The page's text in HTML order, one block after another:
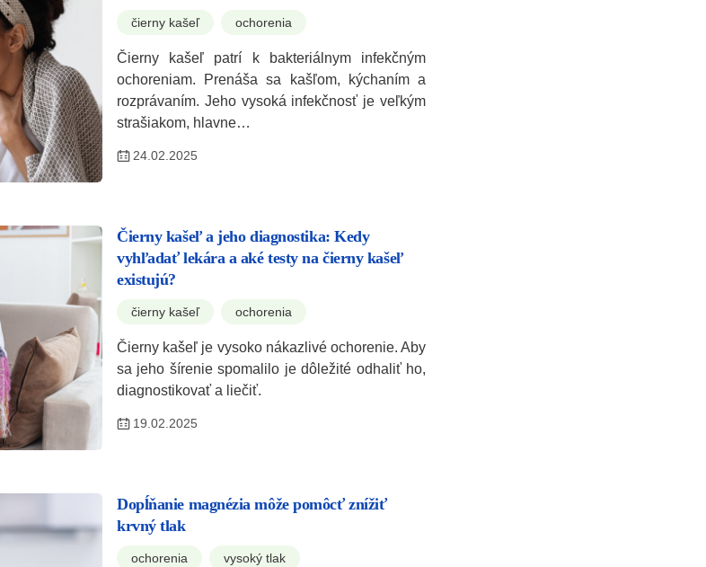
čierny kašeľ ochorenia
Čierny kašeľ patrí k bakteriálnym infekčným
ochoreniam. Prenáša sa kašľom, kýchaním a
rozprávaním. Jeho vysoká infekčnosť je veľkým
strašiakom, hlavne…
24.02.2025
Čierny kašeľ a jeho diagnostika: Kedy
vyhľadať lekára a aké testy na čierny kašeľ
existujú?
čierny kašeľ ochorenia
Čierny kašeľ je vysoko nákazlivé ochorenie. Aby
sa jeho šírenie spomalilo je dôležité odhaliť ho,
diagnostikovať a liečiť.
19.02.2025
Dopĺňanie magnézia môže pomôcť znížiť
krvný tlak
ochorenia vysoký tlak